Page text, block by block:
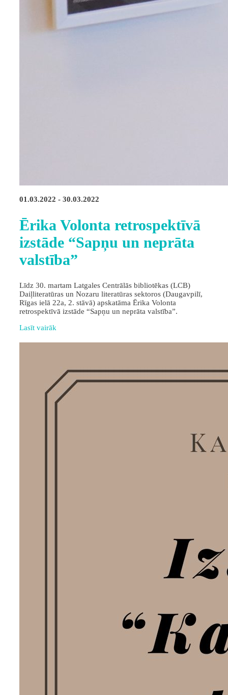
01.03.2022 - 30.03.2022
Ērika Volonta retrospektīvā
izstāde “Sapņu un neprāta
valstība”
Līdz 30. martam Latgales Centrālās bibliotēkas (LCB)
Daiļliteratūras un Nozaru literatūras sektoros (Daugavpilī,
Rīgas ielā 22a, 2. stāvā) apskatāma Ērika Volonta
retrospektīvā izstāde “Sapņu un neprāta valstība”.
Lasīt vairāk